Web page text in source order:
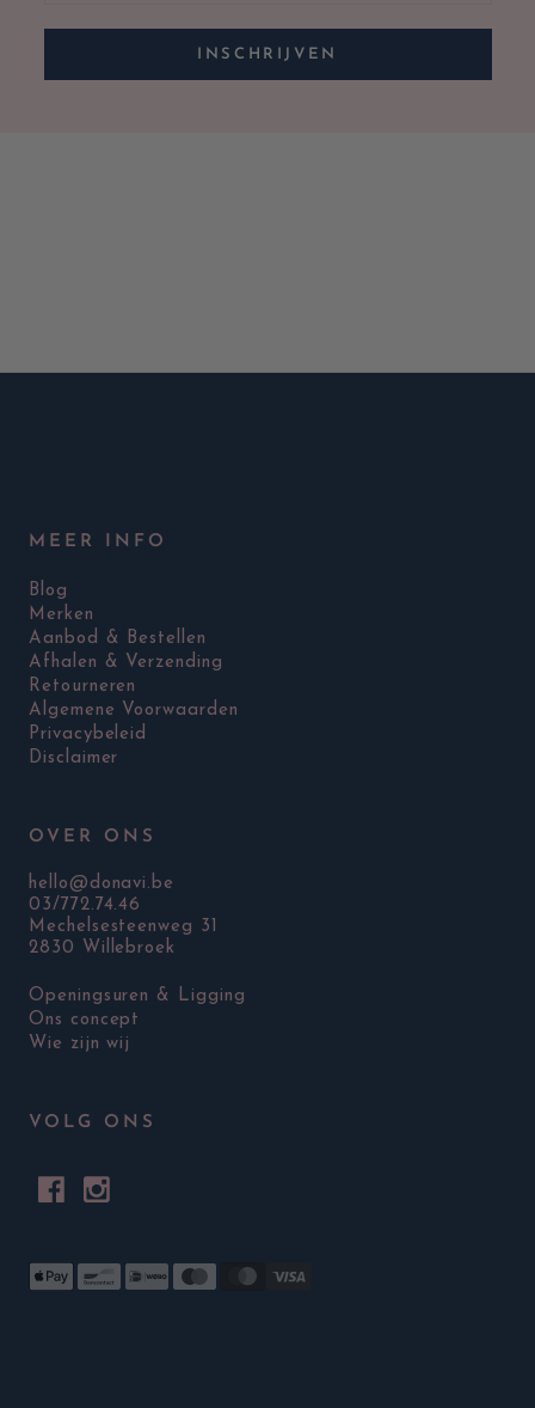
INSCHRIJVEN
MEER INFO
Blog
Merken
Aanbod & Bestellen
Afhalen & Verzending
Retourneren
Algemene Voorwaarden
Privacybeleid
Disclaimer
OVER ONS
hello@donavi.be
03/772.74.46
Mechelsesteenweg 31
2830 Willebroek
Openingsuren & Ligging
Ons concept
Wie zijn wij
VOLG ONS